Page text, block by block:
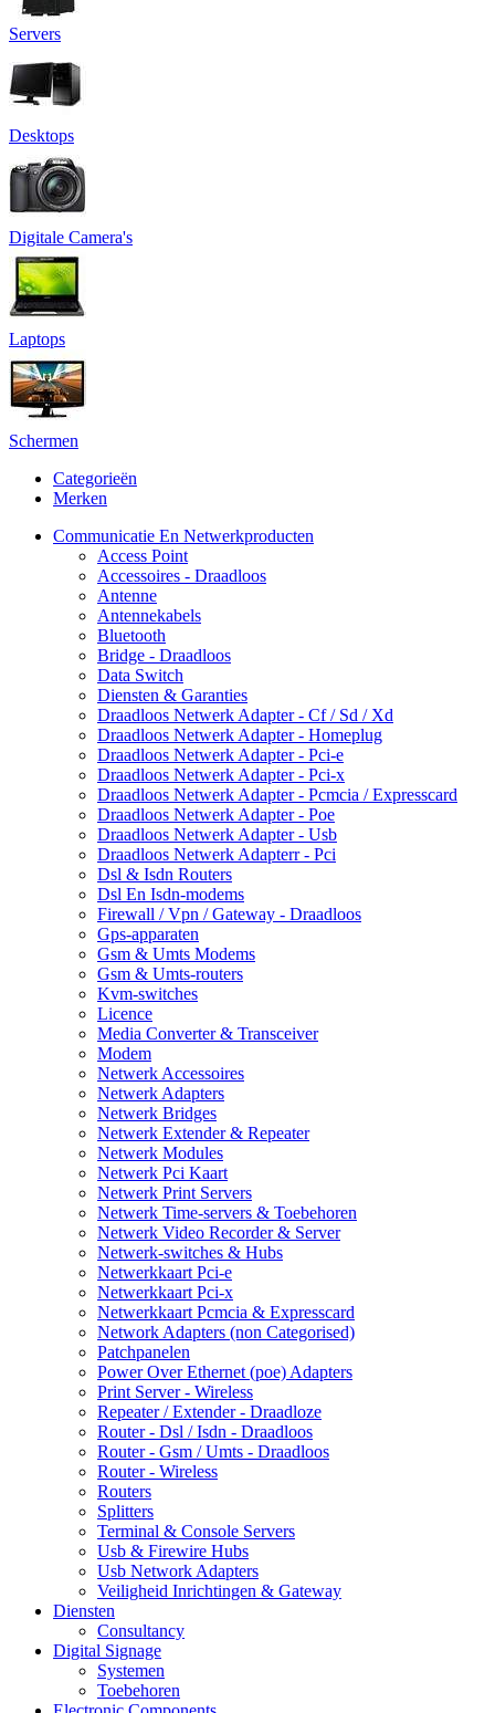
Servers
Desktops
Digitale Camera's
Laptops
Schermen
Categorieën
Merken
Communicatie En Netwerkproducten
Access Point
Accessoires - Draadloos
Antenne
Antennekabels
Bluetooth
Bridge - Draadloos
Data Switch
Diensten & Garanties
Draadloos Netwerk Adapter - Cf / Sd / Xd
Draadloos Netwerk Adapter - Homeplug
Draadloos Netwerk Adapter - Pci-e
Draadloos Netwerk Adapter - Pci-x
Draadloos Netwerk Adapter - Pcmcia / Expresscard
Draadloos Netwerk Adapter - Poe
Draadloos Netwerk Adapter - Usb
Draadloos Netwerk Adapterr - Pci
Dsl & Isdn Routers
Dsl En Isdn-modems
Firewall / Vpn / Gateway - Draadloos
Gps-apparaten
Gsm & Umts Modems
Gsm & Umts-routers
Kvm-switches
Licence
Media Converter & Transceiver
Modem
Netwerk Accessoires
Netwerk Adapters
Netwerk Bridges
Netwerk Extender & Repeater
Netwerk Modules
Netwerk Pci Kaart
Netwerk Print Servers
Netwerk Time-servers & Toebehoren
Netwerk Video Recorder & Server
Netwerk-switches & Hubs
Netwerkkaart Pci-e
Netwerkkaart Pci-x
Netwerkkaart Pcmcia & Expresscard
Network Adapters (non Categorised)
Patchpanelen
Power Over Ethernet (poe) Adapters
Print Server - Wireless
Repeater / Extender - Draadloze
Router - Dsl / Isdn - Draadloos
Router - Gsm / Umts - Draadloos
Router - Wireless
Routers
Splitters
Terminal & Console Servers
Usb & Firewire Hubs
Usb Network Adapters
Veiligheid Inrichtingen & Gateway
Diensten
Consultancy
Digital Signage
Systemen
Toebehoren